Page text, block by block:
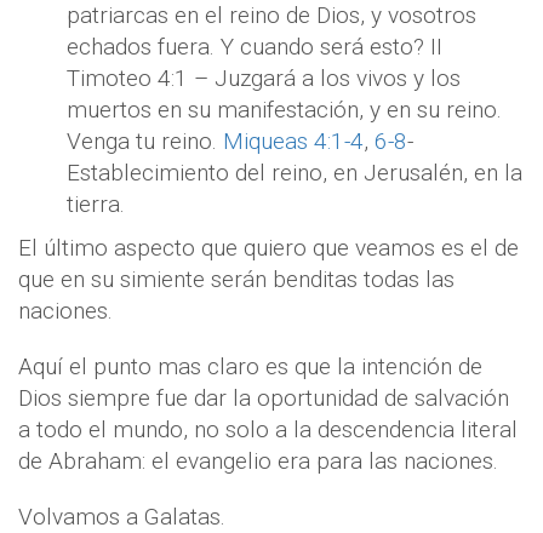
patriarcas en el reino de Dios, y vosotros
echados fuera. Y cuando será esto? II
Timoteo 4:1 – Juzgará a los vivos y los
muertos en su manifestación, y en su reino.
Venga tu reino. Miqueas 4:1-4, 6-8-
Establecimiento del reino, en Jerusalén, en la
tierra.
El último aspecto que quiero que veamos es el de
que en su simiente serán benditas todas las
naciones.
Aquí el punto mas claro es que la intención de
Dios siempre fue dar la oportunidad de salvación
a todo el mundo, no solo a la descendencia literal
de Abraham: el evangelio era para las naciones.
Volvamos a Galatas.